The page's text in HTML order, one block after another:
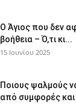
Ο Άγιος που δεν
βοήθεια – Ό,τι κι...
15 Ιουνίου 2025
Ποιους ψαλμούς
από συμφορές